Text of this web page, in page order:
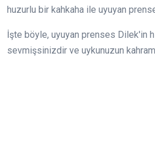
huzurlu bir kahkaha ile uyuyan
İşte böyle, uyuyan prenses Dilek'in
sevmişsinizdir ve uykunuzun